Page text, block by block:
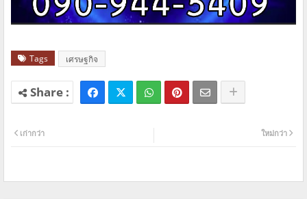
Tags เศรษฐกิจ
ใหม่กว่า
เก่ากว่า